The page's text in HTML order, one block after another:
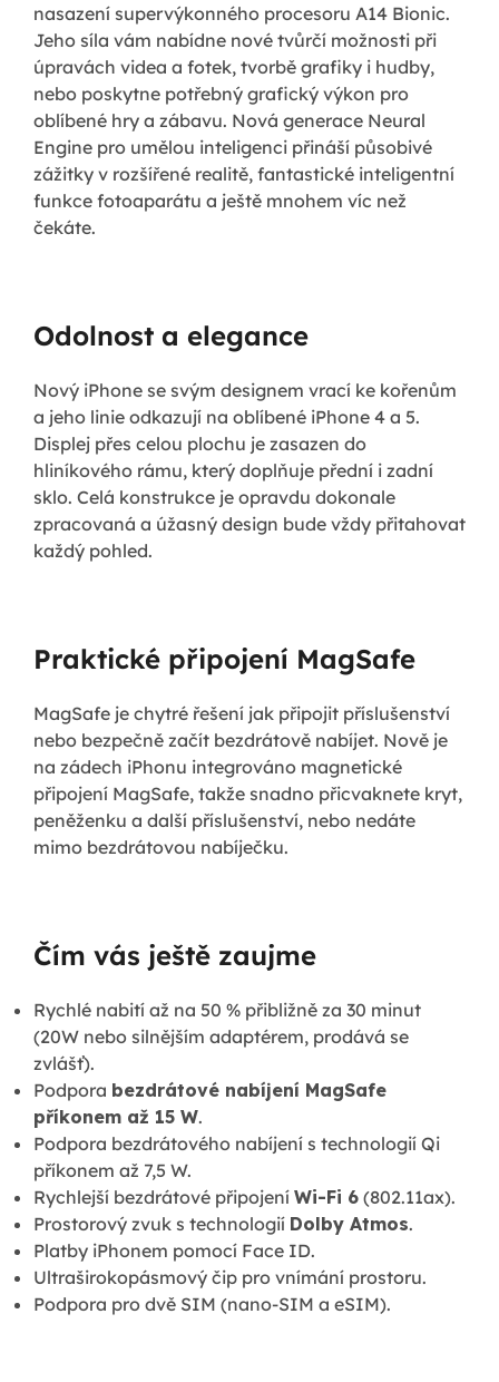
nasazení supervýkonného procesoru A14 Bionic.
Jeho síla vám nabídne nové tvůrčí možnosti při
úpravách videa a fotek, tvorbě grafiky i hudby,
nebo poskytne potřebný grafický výkon pro
oblíbené hry a zábavu. Nová generace Neural
Engine pro umělou inteligenci přináší působivé
zážitky v rozšířené realitě, fantastické inteligentní
funkce fotoaparátu a ještě mnohem víc než
čekáte.
Odolnost a elegance
Nový iPhone se svým designem vrací ke kořenům
a jeho linie odkazují na oblíbené iPhone 4 a 5.
Displej přes celou plochu je zasazen do
hliníkového rámu, který doplňuje přední i zadní
sklo. Celá konstrukce je opravdu dokonale
zpracovaná a úžasný design bude vždy přitahovat
každý pohled.
Praktické připojení MagSafe
MagSafe je chytré řešení jak připojit příslušenství
nebo bezpečně začít bezdrátově nabíjet. Nově je
na zádech iPhonu integrováno magnetické
připojení MagSafe, takže snadno přicvaknete kryt,
peněženku a další příslušenství, nebo nedáte
mimo bezdrátovou nabíječku.
Čím vás ještě zaujme
Rychlé nabití až na 50 % přibližně za 30 minut
(20W nebo silnějším adaptérem, prodává se
zvlášť).
Podpora bezdrátové nabíjení MagSafe
příkonem až 15 W.
Podpora bezdrátového nabíjení s technologií Qi
příkonem až 7,5 W.
Rychlejší bezdrátové připojení Wi-Fi 6 (802.11ax).
Prostorový zvuk s technologií Dolby Atmos.
Platby iPhonem pomocí Face ID.
Ultraširokopásmový čip pro vnímání prostoru.
Podpora pro dvě SIM (nano-SIM a eSIM).